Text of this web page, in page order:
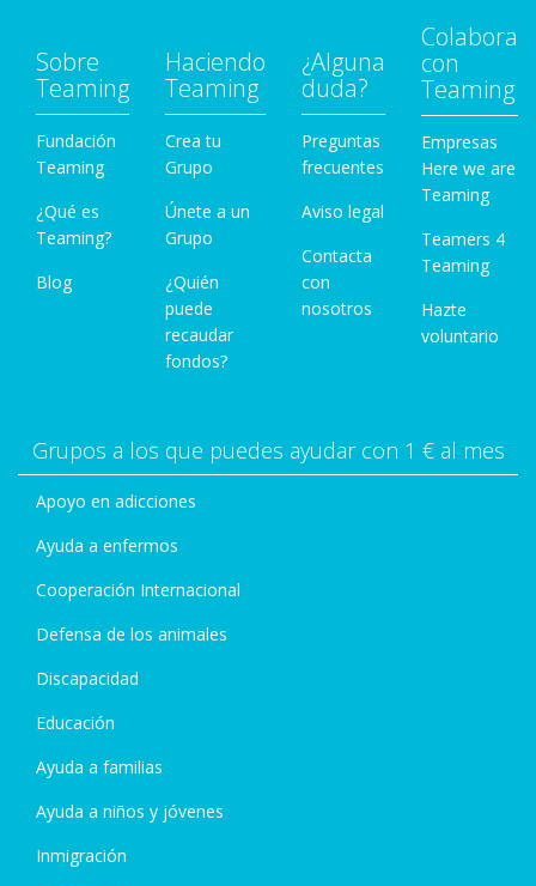
Sobre
Teaming
Fundación
Teaming
¿Qué es
Teaming?
Blog
Haciendo
Teaming
Crea tu
Grupo
Únete a un
Grupo
¿Quién
puede
recaudar
fondos?
¿Alguna
duda?
Preguntas
frecuentes
Aviso legal
Contacta
con
nosotros
Colabora
con
Teaming
Empresas
Here we are
Teaming
Teamers 4
Teaming
Hazte
voluntario
Grupos a los que puedes ayudar con 1 € al mes
Apoyo en adicciones
Ayuda a enfermos
Cooperación Internacional
Defensa de los animales
Discapacidad
Educación
Ayuda a familias
Ayuda a niños y jóvenes
Inmigración